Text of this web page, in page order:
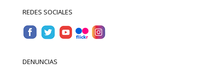
REDES SOCIALES
DENUNCIAS